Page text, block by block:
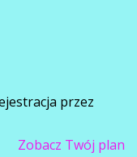
przez
Zobacz Twój plan